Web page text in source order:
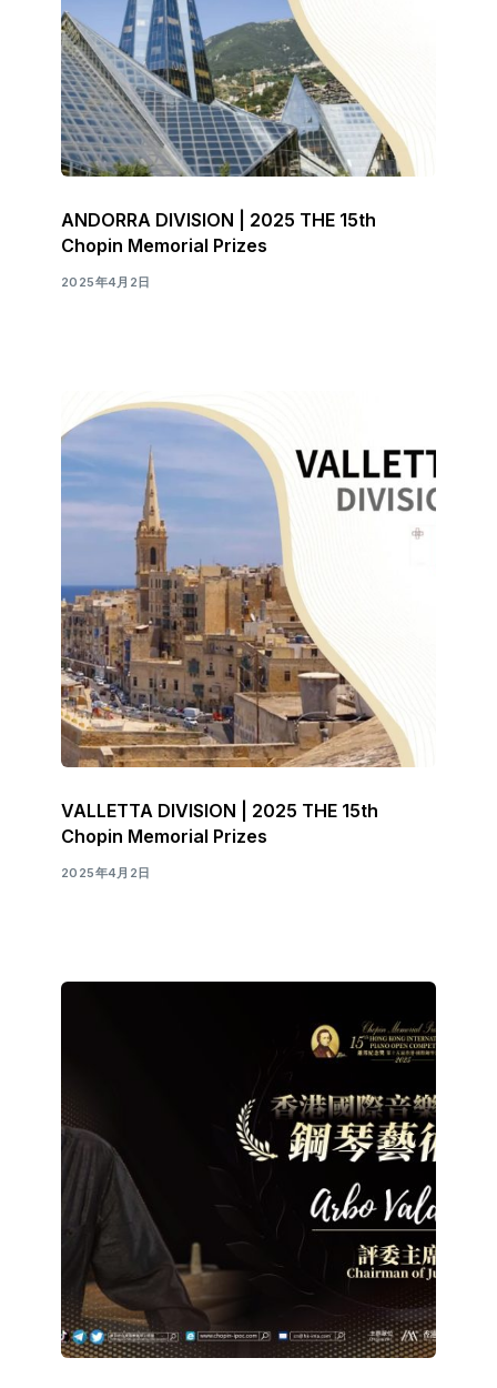
ANDORRA DIVISION | 2025 THE 15th
Chopin Memorial Prizes
2025年4月2日
VALLETTA DIVISION | 2025 THE 15th
Chopin Memorial Prizes
2025年4月2日